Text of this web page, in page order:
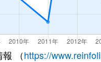
（https://